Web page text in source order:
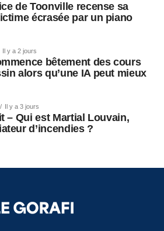
de Toonville recense sa
écrasée par un piano
Il y a 2 jours
bêtement des cours
alors qu’une IA peut mieux
Il y a 3 jours
– Qui est Martial Louvain,
d’incendies ?